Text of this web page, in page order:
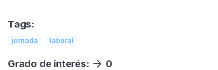
Tags:
jornada laboral
Grado de interés: 0